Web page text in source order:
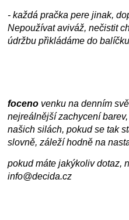
- každá pračka pere jinak,
Nepoužívat aviváž, nečistit
údržbu přikládáme do
foceno venku na denním
nejreálnější zachycení
našich silách, pokud se tak
slovně, záleží hodně na
pokud máte jakýkoliv dotaz,
info@decida.cz